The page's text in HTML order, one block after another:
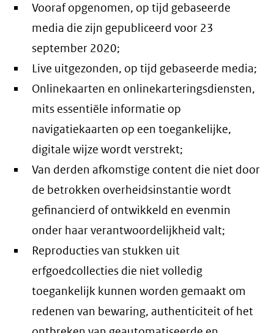
Vooraf opgenomen, op tijd gebaseerde
media die zijn gepubliceerd voor 23
september 2020;
Live uitgezonden, op tijd gebaseerde media;
Onlinekaarten en onlinekarteringsdiensten,
mits essentiële informatie op
navigatiekaarten op een toegankelijke,
digitale wijze wordt verstrekt;
Van derden afkomstige content die niet door
de betrokken overheidsinstantie wordt
gefinancierd of ontwikkeld en evenmin
onder haar verantwoordelijkheid valt;
Reproducties van stukken uit
erfgoedcollecties die niet volledig
toegankelijk kunnen worden gemaakt om
redenen van bewaring, authenticiteit of het